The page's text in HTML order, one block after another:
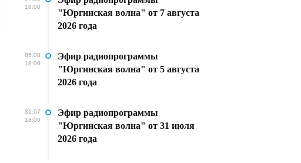
18:00
"Юргинская волна" от 7 августа
2026 года
05.08
18:00
Эфир радиопрограммы
"Юргинская волна" от 5 августа
2026 года
31.07
18:00
Эфир радиопрограммы
"Юргинская волна" от 31 июля
2026 года